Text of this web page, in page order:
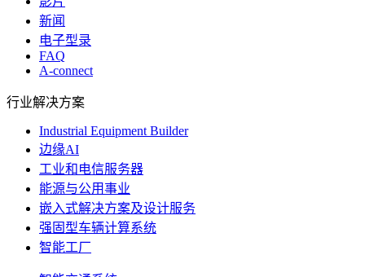
新闻
电子型录
FAQ
A-connect
行业解决方案
Industrial Equipment Builder
边缘AI
工业和电信服务器
能源与公用事业
嵌入式解决方案及设计服务
强固型车辆计算系统
智能工厂